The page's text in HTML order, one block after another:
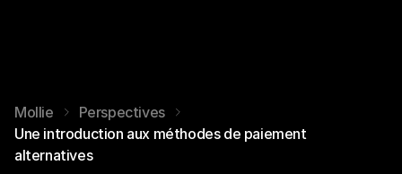
Mollie
Perspectives
Une introduction aux méthodes de paiement
alternatives